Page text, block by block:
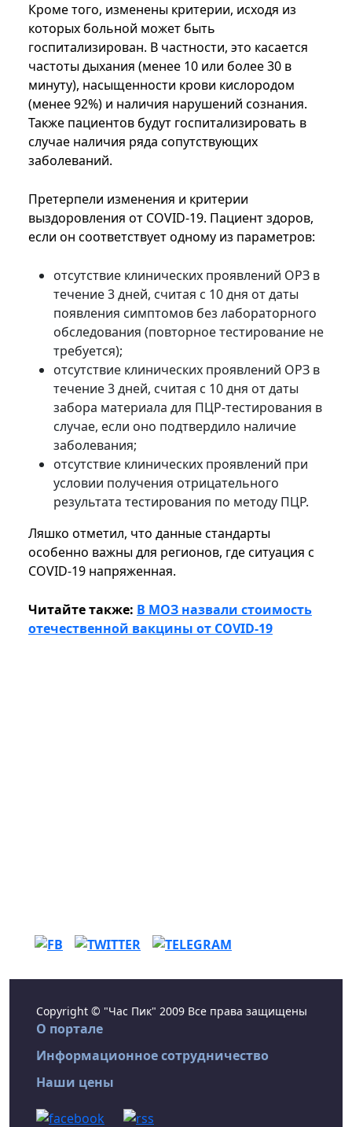
Кроме того, изменены критерии, исходя из
которых больной может быть
госпитализирован. В частности, это касается
частоты дыхания (менее 10 или более 30 в
минуту), насыщенности крови кислородом
(менее 92%) и наличия нарушений сознания.
Также пациентов будут госпитализировать в
случае наличия ряда сопутствующих
заболеваний.
Претерпели изменения и критерии
выздоровления от COVID-19. Пациент здоров,
если он соответствует одному из параметров:
отсутствие клинических проявлений ОРЗ в
течение 3 дней, считая с 10 дня от даты
появления симптомов без лабораторного
обследования (повторное тестирование не
требуется);
отсутствие клинических проявлений ОРЗ в
течение 3 дней, считая с 10 дня от даты
забора материала для ПЦР-тестирования в
случае, если оно подтвердило наличие
заболевания;
отсутствие клинических проявлений при
условии получения отрицательного
результата тестирования по методу ПЦР.
Ляшко отметил, что данные стандарты
особенно важны для регионов, где ситуация с
COVID-19 напряженная.
Читайте также: В МОЗ назвали стоимость
отечественной вакцины от COVID-19
Copyright © "Час Пик" 2009 Все права защищены
О портале
Информационное сотрудничество
Наши цены